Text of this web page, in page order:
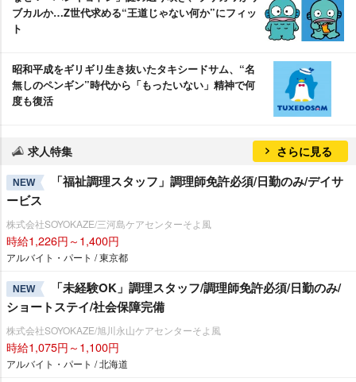
ブカルか…Z世代求める“王道じゃない何か”にフィッ
ト
昭和平成をギリギリ生き抜いたタキシードサム、“名
無しのペンギン”時代から「もったいない」精神で何
度も復活
求人特集 さらに見る
NEW
「福祉調理スタッフ」調理師免許必須/日勤のみ/デイサ
ービス
株式会社SOYOKAZE/三河島ケアセンターそよ風
時給1,226円～1,400円
アルバイト・パート / 東京都
NEW
「未経験OK」調理スタッフ/調理師免許必須/日勤のみ/
ショートステイ/社会保障完備
株式会社SOYOKAZE/旭川永山ケアセンターそよ風
時給1,075円～1,100円
アルバイト・パート / 北海道